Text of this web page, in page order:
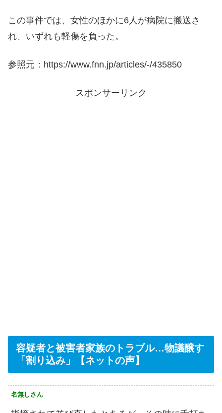
この事件では、女性のほかに6人が病院に搬送さ
れ、いずれも軽傷を負った。
参照元：https://www.fnn.jp/articles/-/435850
スポンサーリンク
容疑者と被害者家族のトラブル…物議醸す
「割り込み」【ネットの声】
名無しさん